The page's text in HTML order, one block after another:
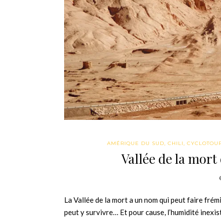
AMÉRIQUE DU SUD, CHILI,
Vallée de la mort
La Vallée de la mort a un nom qui peut faire
peut y survivre… Et pour cause, l’humidité